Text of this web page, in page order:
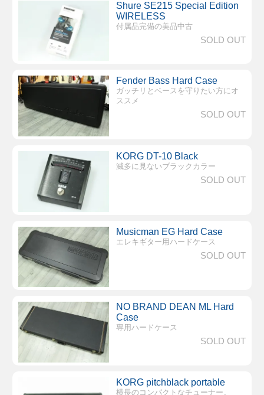
Shure SE215 Special Edition
WIRELESS
付属品完備の美品中古
SOLD OUT
Fender Bass Hard Case
ガッチリとベースを守りたい方にオ
ススメ
SOLD OUT
KORG DT-10 Black
滅多に見ないブラックカラー
SOLD OUT
Musicman EG Hard Case
エレキギター用ハードケース
SOLD OUT
NO BRAND DEAN ML Hard
Case
専用ハードケース
SOLD OUT
KORG pitchblack portable
横長のコンパクトなチューナー。